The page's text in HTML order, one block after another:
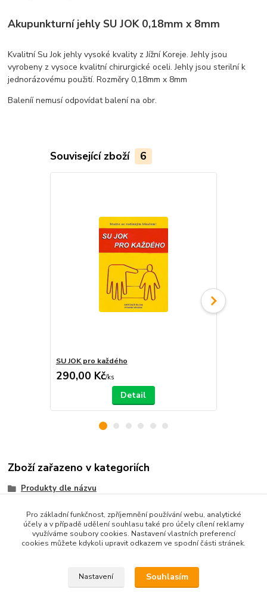
Akupunkturní jehly SU JOK 0,18mm x 8mm
Kvalitní Su Jok jehly vysoké kvality z Jížní Koreje. Jehly jsou
vyrobeny z vysoce kvalitní chirurgické oceli. Jehly jsou sterilní k
jednorázovému použití. Rozměry 0,18mm x 8mm
Baleníí nemusí odpovídat balení na obr.
Související zboží 6
SU JOK pro každého
290,00 Kč/ks
Detail
Zboží zařazeno v kategoriích
Produkty dle názvu
Akupunkturní pomůcky
Su Jok
Pro základní funkčnost, zpříjemnění používání webu, analytické
účely a v případě udělení souhlasu také pro účely cílení reklamy
využíváme soubory cookies. Nastavení vlastních preferencí
cookies můžete kdykoli upravit odkazem ve spodní části stránek.
Nastavení Souhlasím